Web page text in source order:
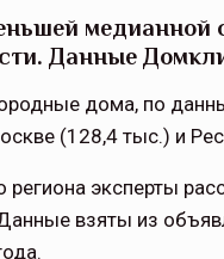
медианной
Данные
дома, по
(128,4 тыс.) и
эксперты
взяты из